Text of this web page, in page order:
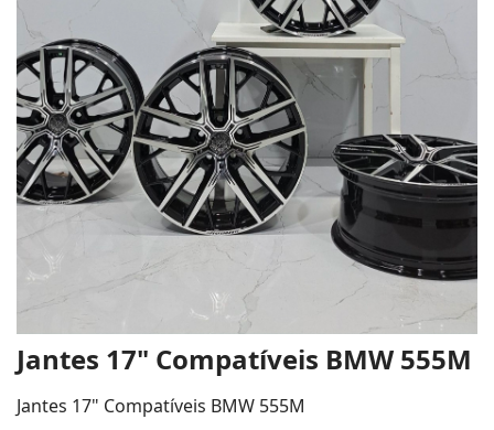
Jantes 17" Compatíveis BMW 555M
Jantes 17" Compatíveis BMW 555M